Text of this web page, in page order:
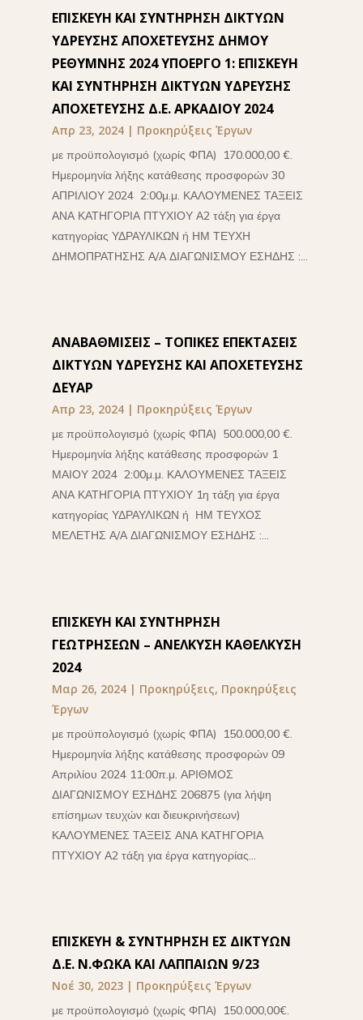
ΕΠΙΣΚΕΥΗ ΚΑΙ ΣΥΝΤΗΡΗΣΗ ΔΙΚΤΥΩΝ
ΥΔΡΕΥΣΗΣ ΑΠΟΧΕΤΕΥΣΗΣ ΔΗΜΟΥ
ΡΕΘΥΜΝΗΣ 2024 ΥΠΟΕΡΓΟ 1: ΕΠΙΣΚΕΥΗ
ΚΑΙ ΣΥΝΤΗΡΗΣΗ ΔΙΚΤΥΩΝ ΥΔΡΕΥΣΗΣ
ΑΠΟΧΕΤΕΥΣΗΣ Δ.Ε. ΑΡΚΑΔΙΟΥ 2024
Απρ 23, 2024| Προκηρύξεις Έργων
με προϋπολογισμό (χωρίς ΦΠΑ) 170.000,00 €.
Ημερομηνία λήξης κατάθεσης προσφορών 30
ΑΠΡΙΛΙΟΥ 2024 2:00μ.μ. ΚΑΛΟΥΜΕΝΕΣ ΤΑΞΕΙΣ
ΑΝΑ ΚΑΤΗΓΟΡΙΑ ΠΤΥΧΙΟΥ Α2 τάξη για έργα
κατηγορίας ΥΔΡΑΥΛΙΚΩΝ ή ΗΜ ΤΕΥΧΗ
ΔΗΜΟΠΡΑΤΗΣΗΣ Α/Α ΔΙΑΓΩΝΙΣΜΟΥ ΕΣΗΔΗΣ :...
ΑΝΑΒΑΘΜΙΣΕΙΣ – ΤΟΠΙΚΕΣ ΕΠΕΚΤΑΣΕΙΣ
ΔΙΚΤΥΩΝ ΥΔΡΕΥΣΗΣ ΚΑΙ ΑΠΟΧΕΤΕΥΣΗΣ
ΔΕΥΑΡ
Απρ 23, 2024| Προκηρύξεις Έργων
με προϋπολογισμό (χωρίς ΦΠΑ) 500.000,00 €.
Ημερομηνία λήξης κατάθεσης προσφορών 1
ΜΑΙΟΥ 2024 2:00μ.μ. ΚΑΛΟΥΜΕΝΕΣ ΤΑΞΕΙΣ
ΑΝΑ ΚΑΤΗΓΟΡΙΑ ΠΤΥΧΙΟΥ 1η τάξη για έργα
κατηγορίας ΥΔΡΑΥΛΙΚΩΝ ή ΗΜ ΤΕΥΧΟΣ
ΜΕΛΕΤΗΣ Α/Α ΔΙΑΓΩΝΙΣΜΟΥ ΕΣΗΔΗΣ :...
ΕΠΙΣΚΕΥΗ ΚΑΙ ΣΥΝΤΗΡΗΣΗ
ΓΕΩΤΡΗΣΕΩΝ – ΑΝΕΛΚΥΣΗ ΚΑΘΕΛΚΥΣΗ
2024
Μαρ 26, 2024| Προκηρύξεις, Προκηρύξεις
Έργων
με προϋπολογισμό (χωρίς ΦΠΑ) 150.000,00 €.
Ημερομηνία λήξης κατάθεσης προσφορών 09
Απριλίου 2024 11:00π.μ. ΑΡΙΘΜΟΣ
ΔΙΑΓΩΝΙΣΜΟΥ ΕΣΗΔΗΣ 206875 (για λήψη
επίσημων τευχών και διευκρινήσεων)
ΚΑΛΟΥΜΕΝΕΣ ΤΑΞΕΙΣ ΑΝΑ ΚΑΤΗΓΟΡΙΑ
ΠΤΥΧΙΟΥ Α2 τάξη για έργα κατηγορίας...
ΕΠΙΣΚΕΥΗ & ΣΥΝΤΗΡΗΣΗ ΕΣ ΔΙΚΤΥΩΝ
Δ.Ε. Ν.ΦΩΚΑ ΚΑΙ ΛΑΠΠΑΙΩΝ 9/23
Νοέ 30, 2023| Προκηρύξεις Έργων
με προϋπολογισμό (χωρίς ΦΠΑ) 150.000,00€.